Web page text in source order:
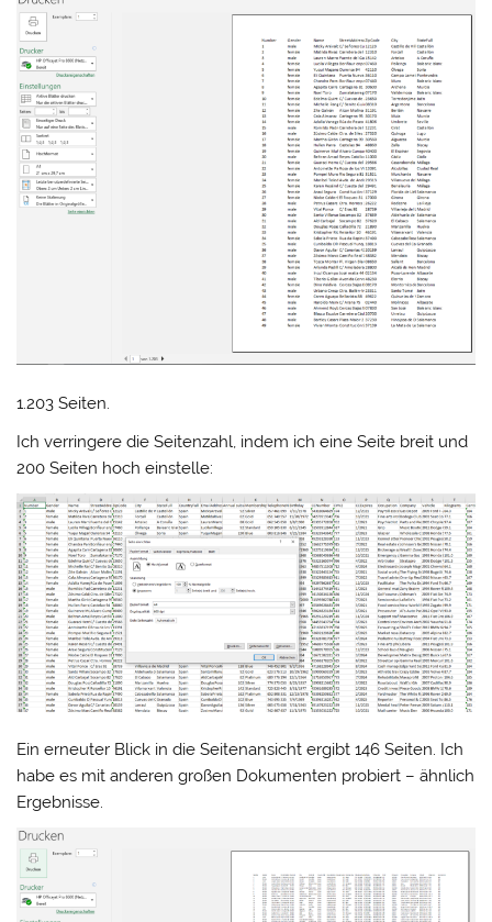
1.203 Seiten.
Ich verringere die Seitenzahl, indem ich eine Seite breit und
200 Seiten hoch einstelle:
Ein erneuter Blick in die Seitenansicht ergibt 146 Seiten. Ich
habe es mit anderen großen Dokumenten probiert – ähnlich
Ergebnisse.